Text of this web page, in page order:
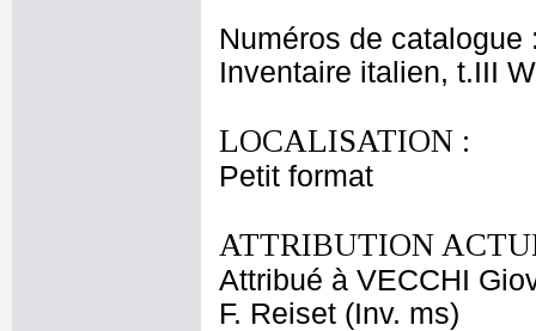
Numéros de catalogue
Inventaire italien, t.III
LOCALISATION :
Petit format
ATTRIBUTION
Attribué à VECCHI
F. Reiset (Inv. ms)